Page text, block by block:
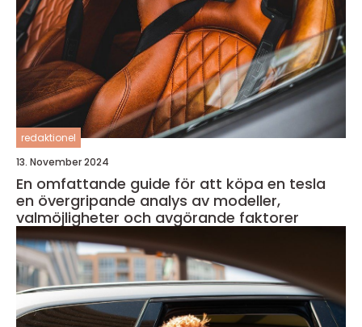
redaktionel
13. November 2024
En omfattande guide för att köpa en tesla
en övergripande analys av modeller,
valmöjligheter och avgörande faktorer